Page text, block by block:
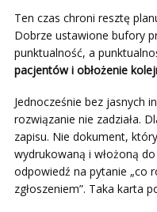
Ten czas chroni resztę
Dobrze ustawione bufory
punktualność, a
pacjentów i obłożenie
Jednocześnie bez jasnych
rozwiązanie nie zadziała.
zapisu. Nie dokument,
wydrukowaną i włożoną
odpowiedź na pytanie „co
zgłoszeniem”. Taka karta